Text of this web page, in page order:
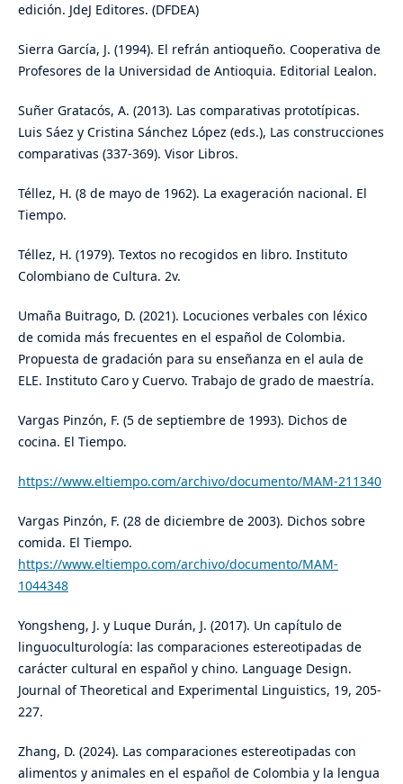
edición. JdeJ Editores. (DFDEA)
Sierra García, J. (1994). El refrán antioqueño. Cooperativa de
Profesores de la Universidad de Antioquia. Editorial Lealon.
Suñer Gratacós, A. (2013). Las comparativas prototípicas.
Luis Sáez y Cristina Sánchez López (eds.), Las construcciones
comparativas (337-369). Visor Libros.
Téllez, H. (8 de mayo de 1962). La exageración nacional. El
Tiempo.
Téllez, H. (1979). Textos no recogidos en libro. Instituto
Colombiano de Cultura. 2v.
Umaña Buitrago, D. (2021). Locuciones verbales con léxico
de comida más frecuentes en el español de Colombia.
Propuesta de gradación para su enseñanza en el aula de
ELE. Instituto Caro y Cuervo. Trabajo de grado de maestría.
Vargas Pinzón, F. (5 de septiembre de 1993). Dichos de
cocina. El Tiempo.
https://www.eltiempo.com/archivo/documento/MAM-211340
Vargas Pinzón, F. (28 de diciembre de 2003). Dichos sobre
comida. El Tiempo.
https://www.eltiempo.com/archivo/documento/MAM-
1044348
Yongsheng, J. y Luque Durán, J. (2017). Un capítulo de
linguoculturología: las comparaciones estereotipadas de
carácter cultural en español y chino. Language Design.
Journal of Theoretical and Experimental Linguistics, 19, 205-
227.
Zhang, D. (2024). Las comparaciones estereotipadas con
alimentos y animales en el español de Colombia y la lengua